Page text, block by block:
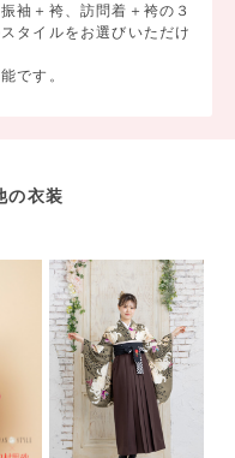
袖＋袴、訪問着＋袴の３
タイルをお選びいただけ
です。
の衣装